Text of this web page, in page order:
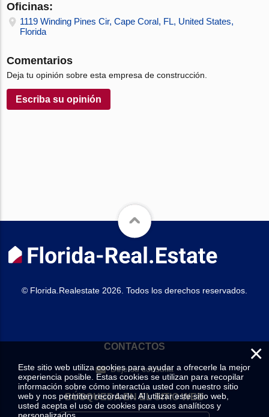
Oficinas:
1119 Winding Pines Cir, Cape Coral, FL, United States,
Florida
Comentarios
Deja tu opinión sobre esta empresa de construcción.
Escriba su opinión
© Florida.Realestate 2026. Todos los derechos reservados.
CONTACTOS
Deje su consulta
BÚSQUEDA EN EL SITIO WEB
×
Este sitio web utiliza cookies para ayudar a ofrecerle la mejor
experiencia posible. Estas cookies se utilizan para recopilar
información sobre cómo interactúa usted con nuestro sitio
web y nos permiten recordarle. Al utilizar este sitio web,
usted acepta el uso de cookies para usos analíticos y